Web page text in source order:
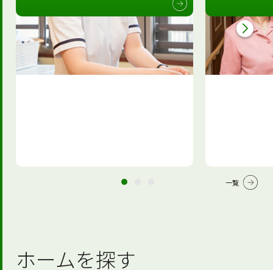
一覧
ホームを探す